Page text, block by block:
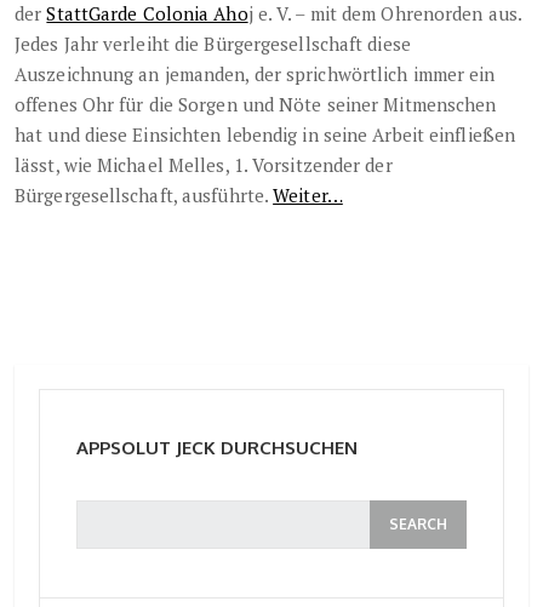
derStattGarde Colonia Ahoj e. V. – mit dem Ohrenorden aus.
Jedes Jahr verleiht die Bürgergesellschaft diese
Auszeichnung an jemanden, der sprichwörtlich immer ein
offenes Ohr für die Sorgen und Nöte seiner Mitmenschen
hat und diese Einsichten lebendig in seine Arbeit einfließen
lässt, wie Michael Melles, 1. Vorsitzender der
Bürgergesellschaft, ausführte.Weiter…
APPSOLUT JECK DURCHSUCHEN